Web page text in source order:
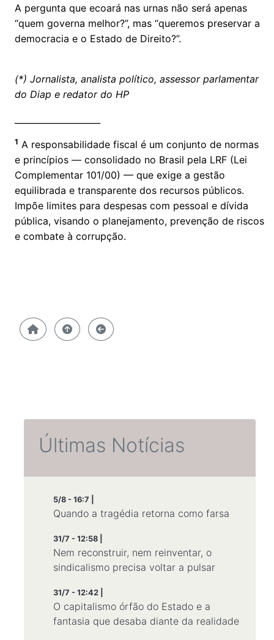
A pergunta que ecoará nas urnas não será apenas
“quem governa melhor?”, mas “queremos preservar a
democracia e o Estado de Direito?”.
(*) Jornalista, analista político, assessor parlamentar
do Diap e redator do HP
1 A responsabilidade fiscal é um conjunto de normas
e princípios — consolidado no Brasil pela LRF (Lei
Complementar 101/00) — que exige a gestão
equilibrada e transparente dos recursos públicos.
Impõe limites para despesas com pessoal e dívida
pública, visando o planejamento, prevenção de riscos
e combate à corrupção.
Últimas Notícias
5/8 - 16:7 |
Quando a tragédia retorna como farsa
31/7 - 12:58 |
Nem reconstruir, nem reinventar, o
sindicalismo precisa voltar a pulsar
31/7 - 12:42 |
O capitalismo órfão do Estado e a
fantasia que desaba diante da realidade